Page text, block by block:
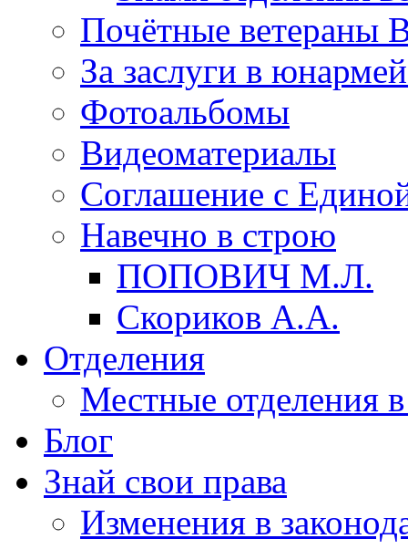
Почётные ветераны
За заслуги в
Фотоальбомы
Видеоматериалы
Соглашение с
Навечно в строю
ПОПОВИЧ М.Л.
Скориков А.А.
Отделения
Местные отделения
Блог
Знай свои права
Изменения в